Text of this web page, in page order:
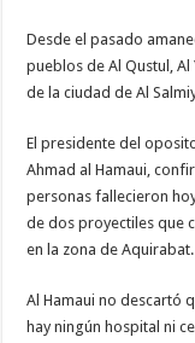
Desde el pasado
pueblos de Al Qustul, Al
de la ciudad de Al
El presidente del
Ahmad al Hamaui,
personas fallecieron
de dos proyectiles que
en la zona de Aquirabat.
Al Hamaui no descartó
hay ningún hospital ni